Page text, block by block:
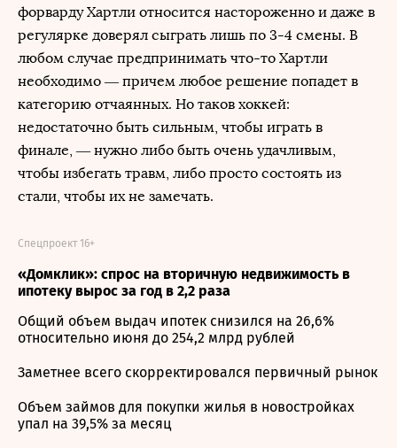
форварду Хартли относится настороженно и даже в
регулярке доверял сыграть лишь по 3-4 смены. В
любом случае предпринимать что-то Хартли
необходимо — причем любое решение попадет в
категорию отчаянных. Но таков хоккей:
недостаточно быть сильным, чтобы играть в
финале, — нужно либо быть очень удачливым,
чтобы избегать травм, либо просто состоять из
стали, чтобы их не замечать.
«Домклик»: спрос на вторичную недвижимость в
ипотеку вырос за год в 2,2 раза
Спецпроект 16+
Общий объем выдач ипотек снизился на 26,6%
относительно июня до 254,2 млрд рублей
Заметнее всего скорректировался первичный рынок
Объем займов для покупки жилья в новостройках
упал на 39,5% за месяц